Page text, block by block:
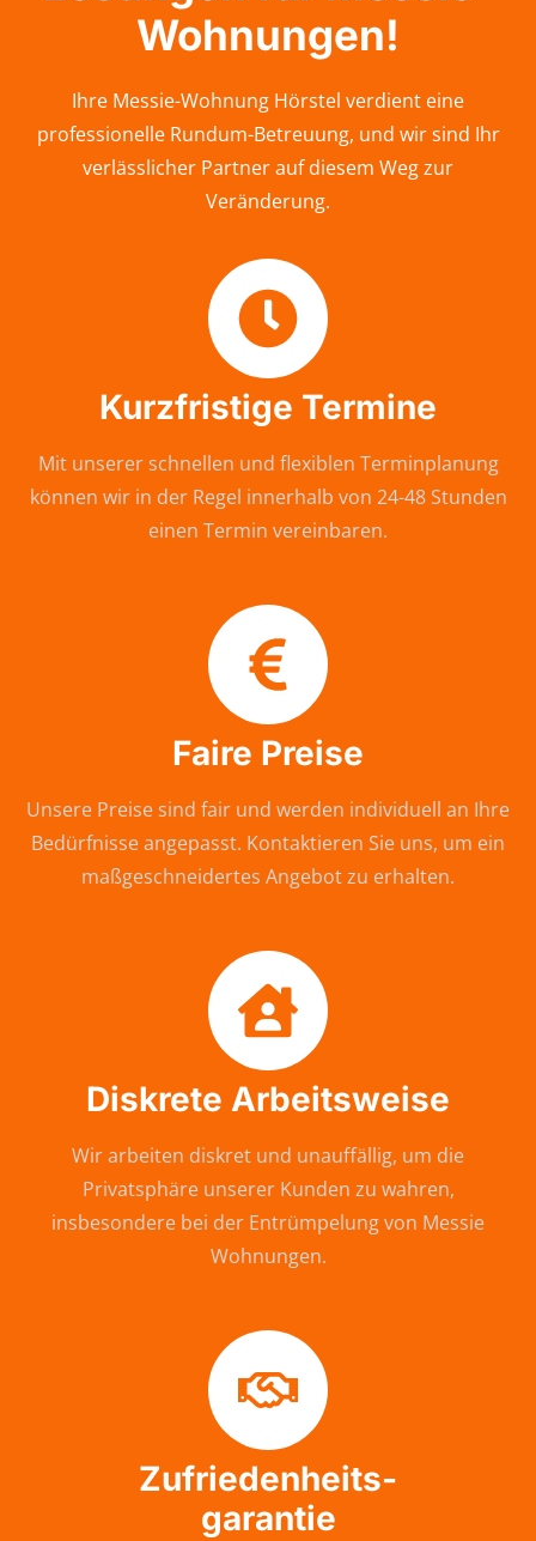
Wohnungen!
Ihre Messie-Wohnung Hörstel verdient eine
professionelle Rundum-Betreuung, und wir sind Ihr
verlässlicher Partner auf diesem Weg zur
Veränderung.
Kurzfristige Termine
Mit unserer schnellen und flexiblen Terminplanung
können wir in der Regel innerhalb von 24-48 Stunden
einen Termin vereinbaren.
Faire Preise
Unsere Preise sind fair und werden individuell an Ihre
Bedürfnisse angepasst. Kontaktieren Sie uns, um ein
maßgeschneidertes Angebot zu erhalten.
Diskrete Arbeitsweise
Wir arbeiten diskret und unauffällig, um die
Privatsphäre unserer Kunden zu wahren,
insbesondere bei der Entrümpelung von Messie
Wohnungen.
Zufriedenheits-
garantie